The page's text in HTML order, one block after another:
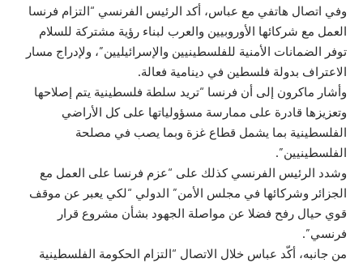
وفي اتصال هاتفي مع عباس، أكد الرئيس الفرنسي “التزام فرنسا
العمل مع شركائها الأوروبيين والعرب لبناء رؤية مشتركة للسلام
توفر الضمانات الأمنية للفلسطينيين والإسرائيليين”، ولإدراج مسار
الاعتراف بدولة فلسطين في دينامية فعالة.
وأشار ماكرون إلى أن فرنسا “تريد سلطة فلسطينية يتم إصلاحها
وتعزيزها قادرة على ممارسة مسؤولياتها على كل الأراضي
الفلسطينية بما يشمل قطاع غزة وبما يصب في مصلحة
الفلسطينيين”.
وشدد الرئيس الفرنسي كذلك على “عزم فرنسا على العمل مع
الجزائر وشركائها في مجلس الأمن” الدولي “لكي يعبر عن موقف
قوي حيال رفح فضلا عن مواصلة الجهود بشأن مشروع قرار
فرنسي”.
من جانبه، أكّد عباس خلال الاتصال “التزام الحكومة الفلسطينية